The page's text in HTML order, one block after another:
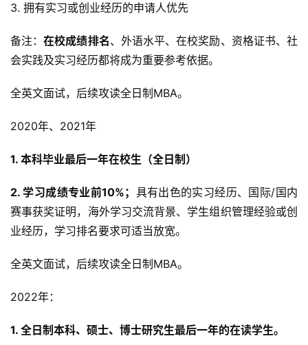
3. 拥有实习或创业经历的申请人优先
备注：在校成绩排名、外语水平、在校奖励、资格证书、社
会实践及实习经历都将成为重要参考依据。
全英文面试，后续攻读全日制MBA。
2020年、2021年
1. 本科毕业最后一年在校生（全日制）
2. 学习成绩专业前10%； 具有出色的实习经历、国际/国内
赛事获奖证明，海外学习交流背景、学生组织管理经验或创
业经历，学习排名要求可适当放宽。
全英文面试，后续攻读全日制MBA。
2022年：
1. 全日制本科、硕士、博士研究生最后一年的在读学生。